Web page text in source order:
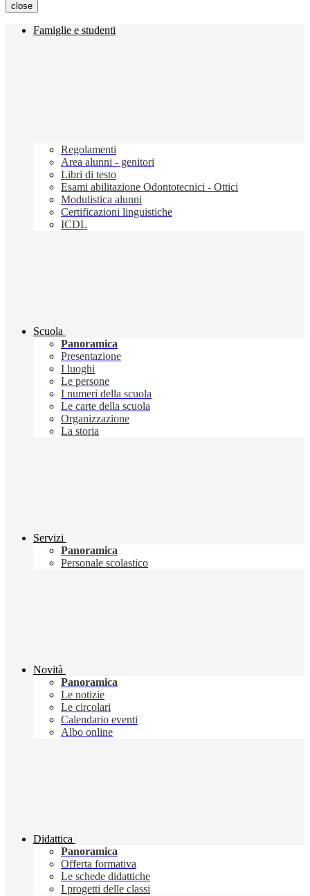
close
Famiglie e studenti
Regolamenti
Area alunni - genitori
Libri di testo
Esami abilitazione Odontotecnici - Ottici
Modulistica alunni
Certificazioni linguistiche
ICDL
Scuola
Panoramica
Presentazione
I luoghi
Le persone
I numeri della scuola
Le carte della scuola
Organizzazione
La storia
Servizi
Panoramica
Personale scolastico
Novità
Panoramica
Le notizie
Le circolari
Calendario eventi
Albo online
Didattica
Panoramica
Offerta formativa
Le schede didattiche
I progetti delle classi